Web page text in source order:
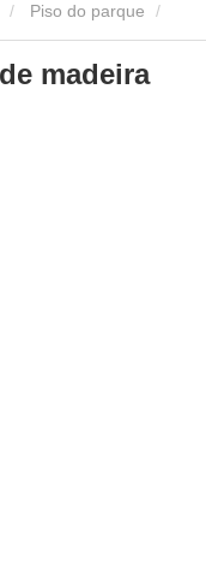
Piso do parque
madeira